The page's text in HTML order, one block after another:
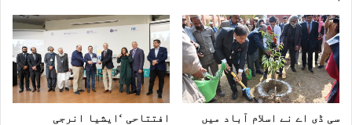
سی ڈی اے نے اسلام آباد میں
افتتاحی ‘ایشیا انرجی